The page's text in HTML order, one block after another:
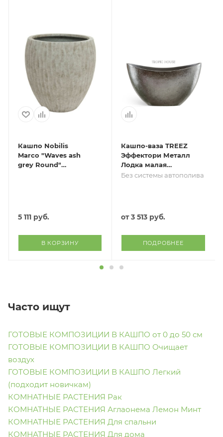
Кашпо Nobilis
Marco "Waves ash
grey Round"
5 111руб.
В КОРЗИНУ
Кашпо-ваза TREEZ
Эффектори Металл
Лодка малая
Стальное серебро
Без системы автополива
от3 513 руб.
ПОДРОБНЕЕ
Часто ищут
ГОТОВЫЕ КОМПОЗИЦИИ В КАШПО от 0 до 50 см
ГОТОВЫЕ КОМПОЗИЦИИ В КАШПО Очищает
воздух
ГОТОВЫЕ КОМПОЗИЦИИ В КАШПО Легкий
(подходит новичкам)
КОМНАТНЫЕ РАСТЕНИЯ Рак
КОМНАТНЫЕ РАСТЕНИЯ Аглаонема Лемон Минт
КОМНАТНЫЕ РАСТЕНИЯ Для спальни
КОМНАТНЫЕ РАСТЕНИЯ Для дома